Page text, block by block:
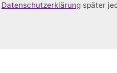
Datenschutzerklärung später